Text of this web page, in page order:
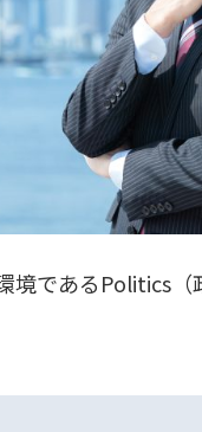
境であるPolitics